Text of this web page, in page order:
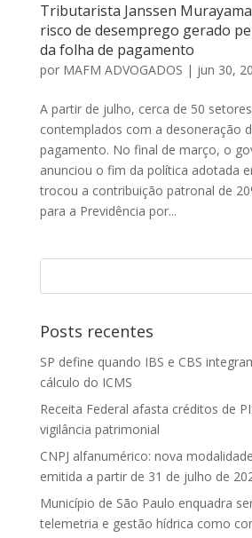
Tributarista Janssen
risco de desemprego gerado
da folha de pagamento
por MAFM ADVOGADOS | jun 30,
A partir de julho, cerca de 50
contemplados com a desoneração
pagamento. No final de março, o
anunciou o fim da política adotada
trocou a contribuição patronal de
para a Previdência por...
Posts recentes
SP define quando IBS e CBS
cálculo do ICMS
Receita Federal afasta créditos de
vigilância patrimonial
CNPJ alfanumérico: nova
emitida a partir de 31 de julho de
Município de São Paulo enquadra
telemetria e gestão hídrica como